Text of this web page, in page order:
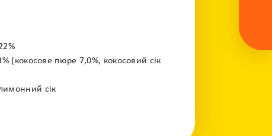
(кокосове пюре 7,0%, кокосовий сік
сік